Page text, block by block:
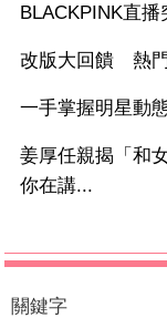
BLACKPINK直
改版大回饋 熱
一手掌握明星動
姜厚任親揭「和
你在講...
關鍵字